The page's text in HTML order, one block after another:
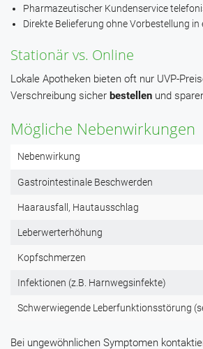
Pharmazeutischer Kundenservice
Direkte Belieferung ohne Vorbestellung
Stationär vs. Online
Lokale Apotheken bieten oft nur UVP-
Verschreibung sicher bestellen und
Mögliche Nebenwirkungen
Nebenwirkung
Gastrointestinale Beschwerden
Haarausfall, Hautausschlag
Leberwerterhöhung
Kopfschmerzen
Infektionen (z.B. Harnwegsinfekte)
Schwerwiegende Leberfunktionsstörung
Bei ungewöhnlichen Symptomen